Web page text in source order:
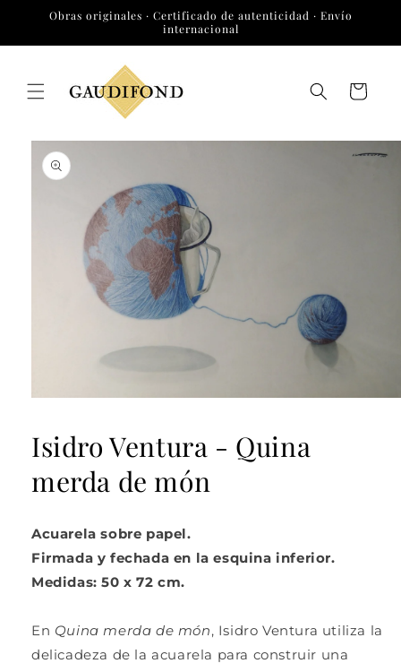
directamente
Obras originales · Certificado de autenticidad · Envío
internacional
Carrito
directamente
información
1
en
ventana
Isidro Ventura - Quina
merda de món
Acuarela sobre papel.
Firmada y fechada en la esquina inferior.
Medidas: 50 x 72 cm.
En Quina merda de món, Isidro Ventura utiliza la
delicadeza de la acuarela para construir una